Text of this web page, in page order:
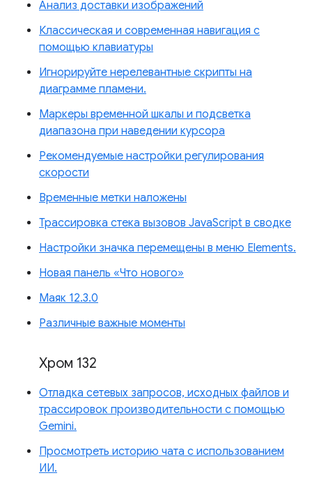
Анализ доставки изображений
Классическая и современная навигация с
помощью клавиатуры
Игнорируйте нерелевантные скрипты на
диаграмме пламени.
Маркеры временной шкалы и подсветка
диапазона при наведении курсора
Рекомендуемые настройки регулирования
скорости
Временные метки наложены
Трассировка стека вызовов JavaScript в сводке
Настройки значка перемещены в меню Elements.
Новая панель «Что нового»
Маяк 12.3.0
Различные важные моменты
Хром 132
Отладка сетевых запросов, исходных файлов и
трассировок производительности с помощью
Gemini.
Просмотреть историю чата с использованием
ИИ.